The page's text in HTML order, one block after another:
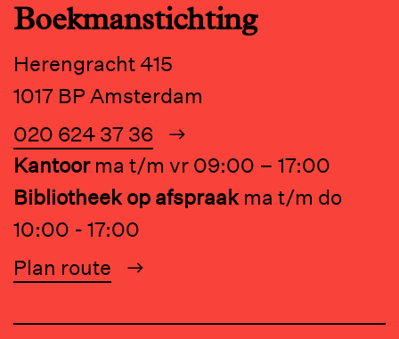
Boekmanstichting
Herengracht 415
1017 BP Amsterdam
020 624 37 36
Kantoor ma t/m vr 09:00 – 17:00
Bibliotheek op afspraak ma t/m do
10:00 - 17:00
Plan route